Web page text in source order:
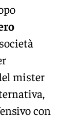
mister
con